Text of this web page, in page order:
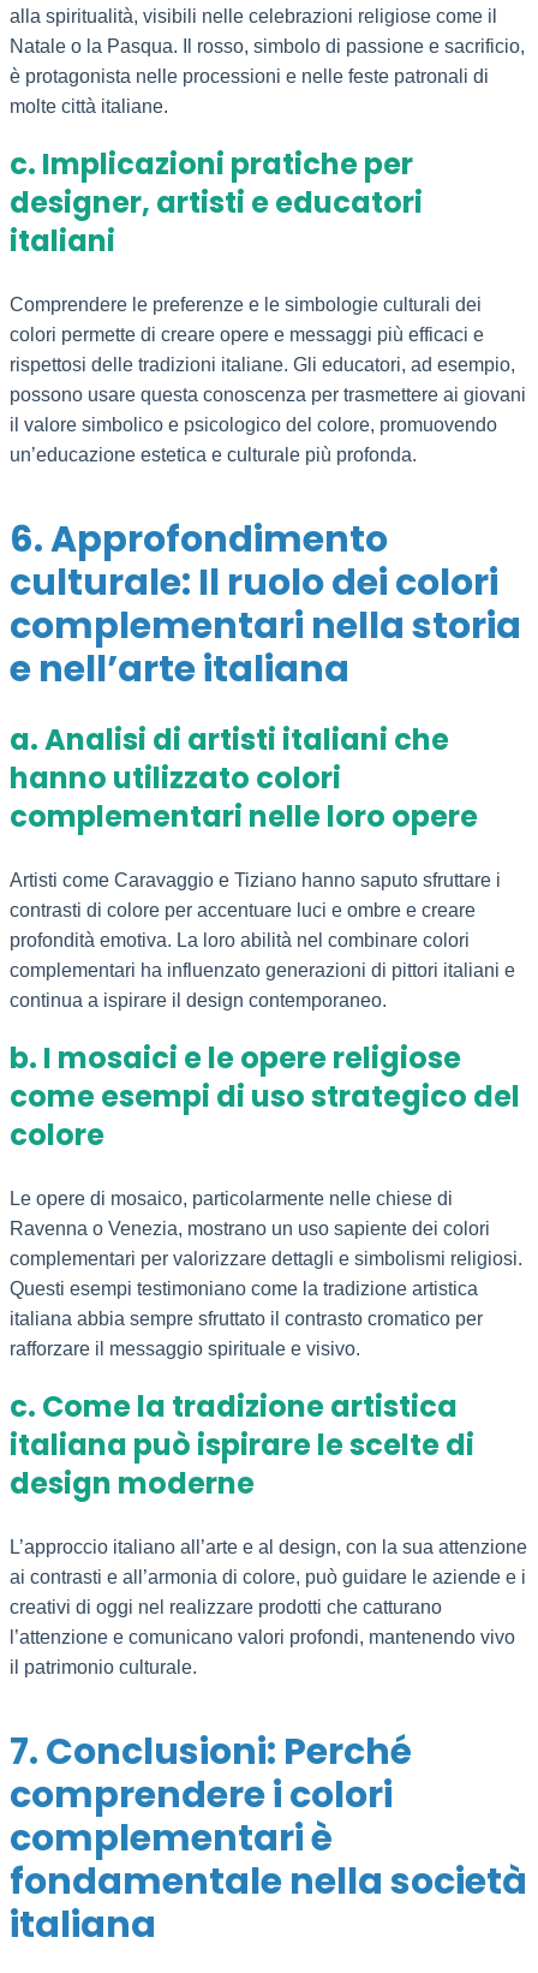
alla spiritualità, visibili nelle celebrazioni religiose come il
Natale o la Pasqua. Il rosso, simbolo di passione e sacrificio,
è protagonista nelle processioni e nelle feste patronali di
molte città italiane.
c. Implicazioni pratiche per
designer, artisti e educatori
italiani
Comprendere le preferenze e le simbologie culturali dei
colori permette di creare opere e messaggi più efficaci e
rispettosi delle tradizioni italiane. Gli educatori, ad esempio,
possono usare questa conoscenza per trasmettere ai giovani
il valore simbolico e psicologico del colore, promuovendo
un’educazione estetica e culturale più profonda.
6. Approfondimento
culturale: Il ruolo dei colori
complementari nella storia
e nell’arte italiana
a. Analisi di artisti italiani che
hanno utilizzato colori
complementari nelle loro opere
Artisti come Caravaggio e Tiziano hanno saputo sfruttare i
contrasti di colore per accentuare luci e ombre e creare
profondità emotiva. La loro abilità nel combinare colori
complementari ha influenzato generazioni di pittori italiani e
continua a ispirare il design contemporaneo.
b. I mosaici e le opere religiose
come esempi di uso strategico del
colore
Le opere di mosaico, particolarmente nelle chiese di
Ravenna o Venezia, mostrano un uso sapiente dei colori
complementari per valorizzare dettagli e simbolismi religiosi.
Questi esempi testimoniano come la tradizione artistica
italiana abbia sempre sfruttato il contrasto cromatico per
rafforzare il messaggio spirituale e visivo.
c. Come la tradizione artistica
italiana può ispirare le scelte di
design moderne
L’approccio italiano all’arte e al design, con la sua attenzione
ai contrasti e all’armonia di colore, può guidare le aziende e i
creativi di oggi nel realizzare prodotti che catturano
l’attenzione e comunicano valori profondi, mantenendo vivo
il patrimonio culturale.
7. Conclusioni: Perché
comprendere i colori
complementari è
fondamentale nella società
italiana